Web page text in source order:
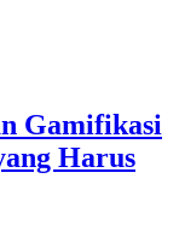
Gamifikasi
Harus